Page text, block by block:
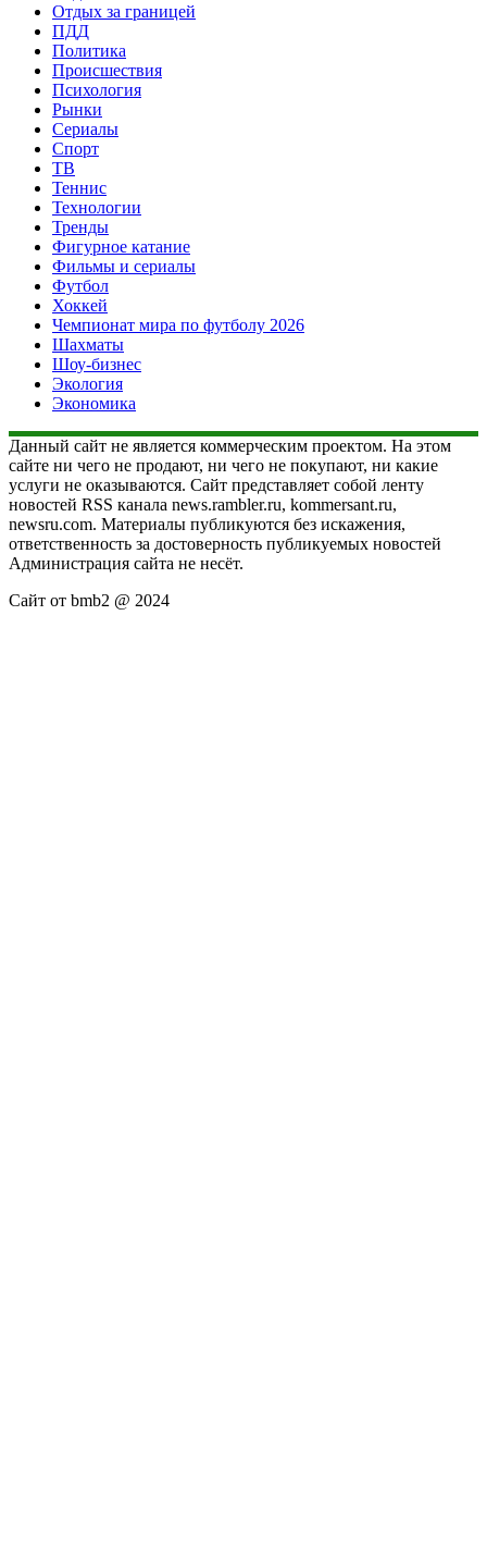
Отдых за границей
ПДД
Политика
Происшествия
Психология
Рынки
Сериалы
Спорт
ТВ
Теннис
Технологии
Тренды
Фигурное катание
Фильмы и сериалы
Футбол
Хоккей
Чемпионат мира по футболу 2026
Шахматы
Шоу-бизнес
Экология
Экономика
Данный сайт не является коммерческим проектом. На этом
сайте ни чего не продают, ни чего не покупают, ни какие
услуги не оказываются. Сайт представляет собой ленту
новостей RSS канала news.rambler.ru, kommersant.ru,
newsru.com. Материалы публикуются без искажения,
ответственность за достоверность публикуемых новостей
Администрация сайта не несёт.
Сайт от bmb2 @ 2024